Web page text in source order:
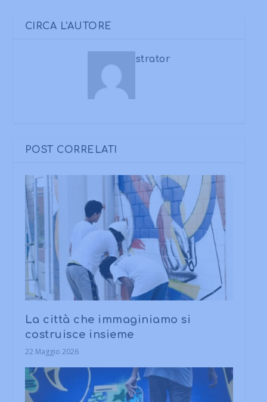
CIRCA L'AUTORE
strator
POST CORRELATI
La città che immaginiamo si
costruisce insieme
22 Maggio 2026